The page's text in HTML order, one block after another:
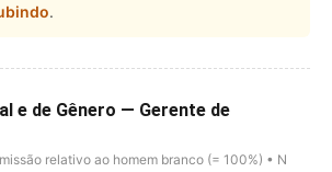
.
e de Gênero — Gerente de
relativo ao homem branco (= 100%) • N